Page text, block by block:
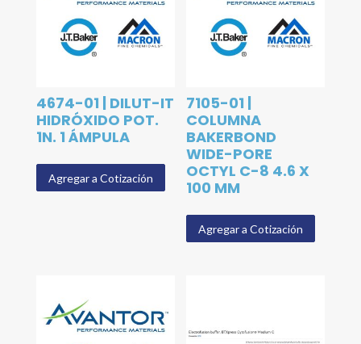
4674-01 | DILUT-IT
HIDRÓXIDO POT.
1N. 1 ÁMPULA
Agregar a Cotización
7105-01 |
COLUMNA
BAKERBOND
WIDE-PORE
OCTYL C-8 4.6 X
100 MM
Agregar a Cotización